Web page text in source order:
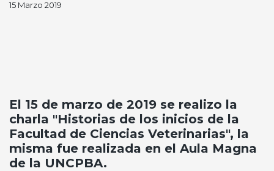
15 Marzo 2019
El 15 de marzo de 2019 se realizo la
charla "Historias de los inicios de la
Facultad de Ciencias Veterinarias", la
misma fue realizada en el Aula Magna
de la UNCPBA.